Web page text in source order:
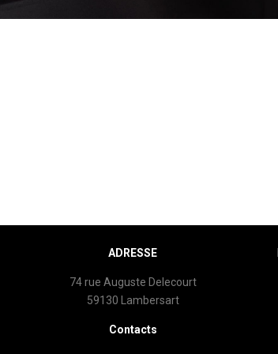
ADRESSE
74 rue Auguste Delecourt
59130 Lambersart
Contacts